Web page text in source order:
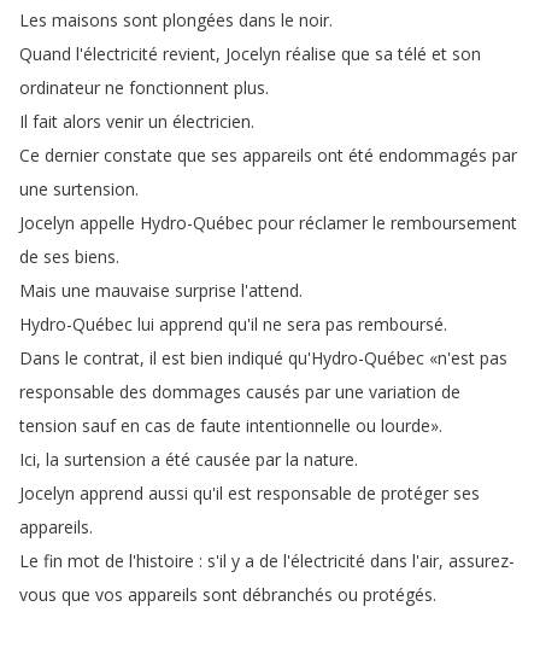
Les maisons sont plongées dans le noir.
Quand l'électricité revient, Jocelyn réalise que sa télé et son
ordinateur ne fonctionnent plus.
Il fait alors venir un électricien.
Ce dernier constate que ses appareils ont été endommagés par
une surtension.
Jocelyn appelle Hydro-Québec pour réclamer le remboursement
de ses biens.
Mais une mauvaise surprise l'attend.
Hydro-Québec lui apprend qu'il ne sera pas remboursé.
Dans le contrat, il est bien indiqué qu'Hydro-Québec «n'est pas
responsable des dommages causés par une variation de
tension sauf en cas de faute intentionnelle ou lourde».
Ici, la surtension a été causée par la nature.
Jocelyn apprend aussi qu'il est responsable de protéger ses
appareils.
Le fin mot de l'histoire : s'il y a de l'électricité dans l'air, assurez-
vous que vos appareils sont débranchés ou protégés.